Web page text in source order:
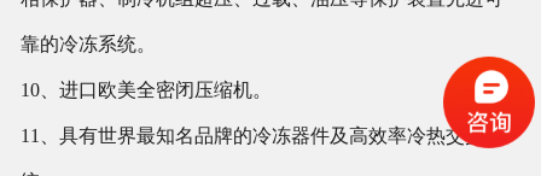
靠的冷冻系统。
10、进口欧美全密闭压缩机。
11、具有世界最知名品牌的冷冻器件及高效率冷热交换系